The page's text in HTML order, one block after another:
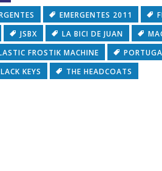
EMERGENTES 2011
JSBX LA BICI DE JUAN
FROSTIK MACHINE
KEYS THE HEADCOATS